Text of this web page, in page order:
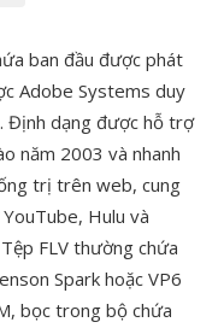
ban đầu được phát
Adobe Systems duy
Định dạng được hỗ trợ
năm 2003 và nhanh
trị trên web, cung
Hulu và
FLV thường chứa
Spark hoặc VP6
bọc trong bộ chứa